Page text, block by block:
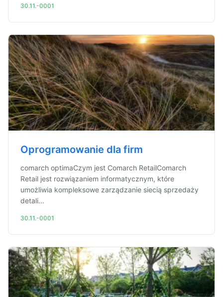
30.11.-0001
Oprogramowanie dla firm
comarch optimaCzym jest Comarch RetailComarch
Retail jest rozwiązaniem informatycznym, które
umożliwia kompleksowe zarządzanie siecią sprzedaży
detali...
30.11.-0001